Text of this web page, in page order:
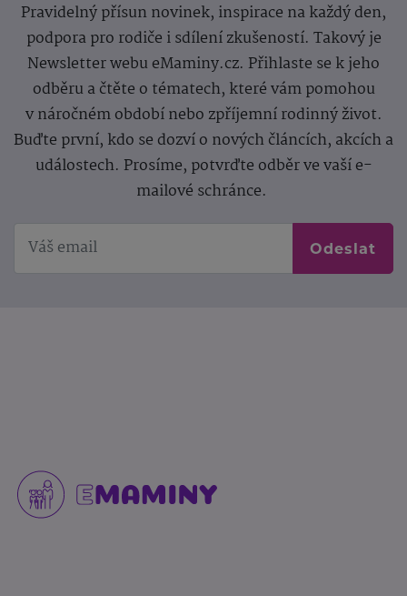
Pravidelný přísun novinek, inspirace na každý den,
podpora pro rodiče i sdílení zkušeností. Takový je
Newsletter webu eMaminy.cz. Přihlaste se k jeho
odběru a čtěte o tématech, které vám pomohou
v náročném období nebo zpříjemní rodinný život.
Buďte první, kdo se dozví o nových článcích, akcích a
událostech. Prosíme, potvrďte odběr ve vaší e-
mailové schránce.
Odeslat